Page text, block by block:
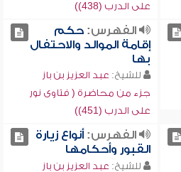
على الدرب (438))
الفهرس:حكم
إقامة الموالد والاحتفال
بها
للشيخ: عبد العزيز بن باز
جزء من محاضرة ( فتاوى نور
على الدرب (451))
الفهرس:أنواع زيارة
القبور وأحكامها
للشيخ: عبد العزيز بن باز